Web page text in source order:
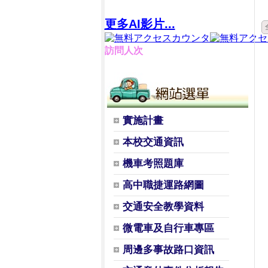
更多AI影片...
訪問人次
實施計畫
本校交通資訊
機車考照題庫
高中職捷運路網圖
交通安全教學資料
微電車及自行車專區
周邊多事故路口資訊